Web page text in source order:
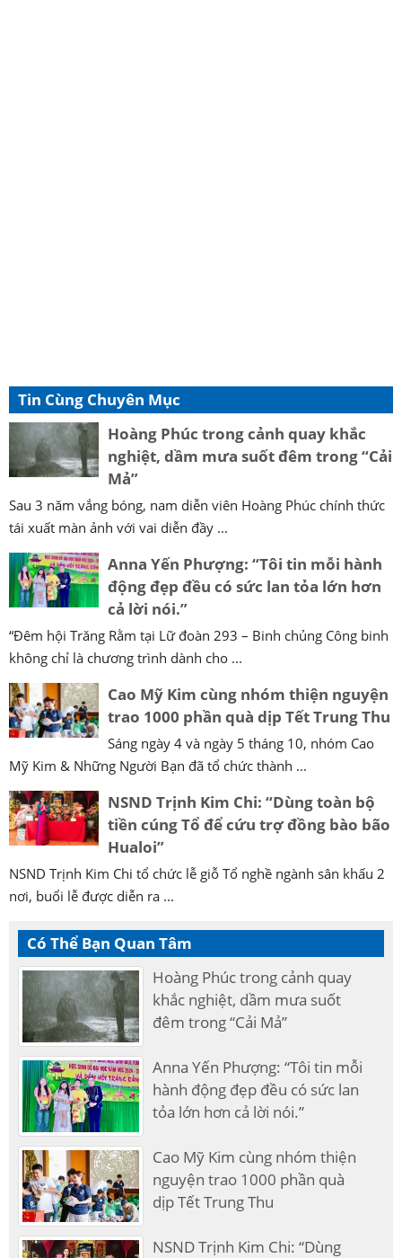
Tin Cùng Chuyên Mục
Hoàng Phúc trong cảnh quay khắc
nghiệt, dầm mưa suốt đêm trong “Cải
Mả”
Sau 3 năm vắng bóng, nam diễn viên Hoàng Phúc chính thức
tái xuất màn ảnh với vai diễn đầy ...
Anna Yến Phượng: “Tôi tin mỗi hành
động đẹp đều có sức lan tỏa lớn hơn
cả lời nói.”
“Đêm hội Trăng Rằm tại Lữ đoàn 293 – Binh chủng Công binh
không chỉ là chương trình dành cho ...
Cao Mỹ Kim cùng nhóm thiện nguyện
trao 1000 phần quà dịp Tết Trung Thu
Sáng ngày 4 và ngày 5 tháng 10, nhóm Cao
Mỹ Kim & Những Người Bạn đã tổ chức thành ...
NSND Trịnh Kim Chi: “Dùng toàn bộ
tiền cúng Tổ để cứu trợ đồng bào bão
Hualoi”
NSND Trịnh Kim Chi tổ chức lễ giỗ Tổ nghề ngành sân khấu 2
nơi, buổi lễ được diễn ra ...
Có Thể Bạn Quan Tâm
Hoàng Phúc trong cảnh quay
khắc nghiệt, dầm mưa suốt
đêm trong “Cải Mả”
Anna Yến Phượng: “Tôi tin mỗi
hành động đẹp đều có sức lan
tỏa lớn hơn cả lời nói.”
Cao Mỹ Kim cùng nhóm thiện
nguyện trao 1000 phần quà
dịp Tết Trung Thu
NSND Trịnh Kim Chi: “Dùng